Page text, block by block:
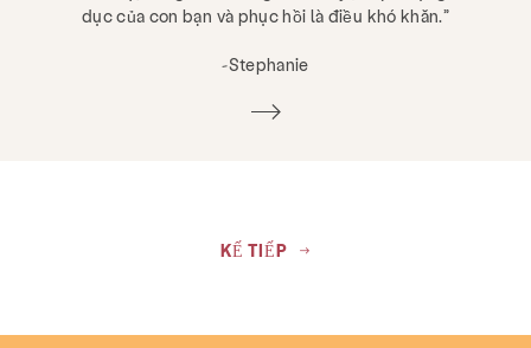
dục của con bạn và phục hồi là điều khó khăn.”
-Stephanie
KẾ TIẾP